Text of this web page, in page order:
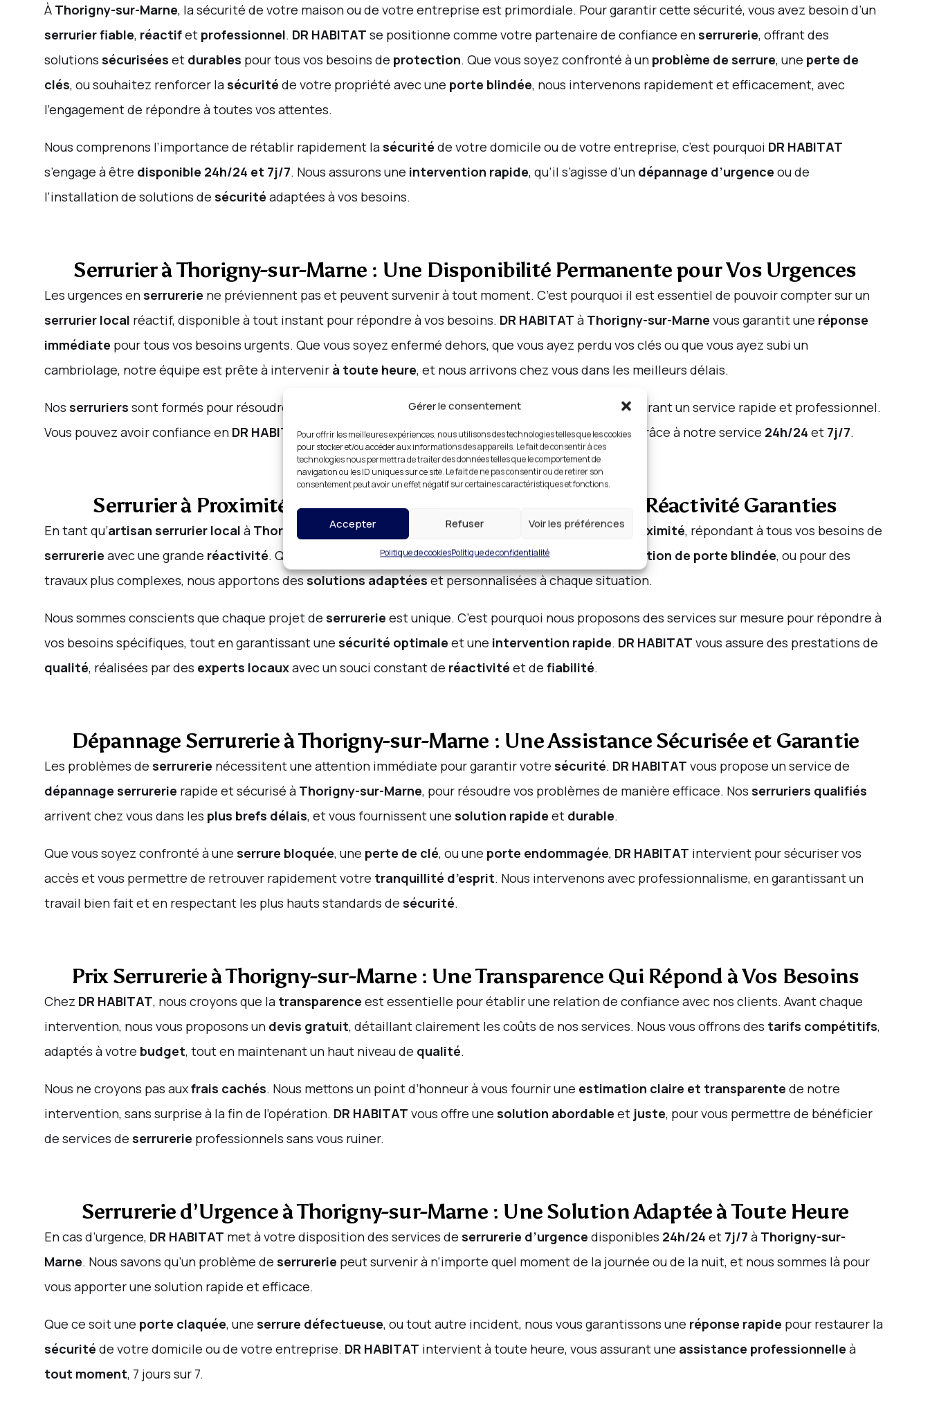
Gérer le consentement
Pour offrir les meilleures expériences, nous utilisons des technologies telles que les cookies
pour stocker et/ou accéder aux informations des appareils. Le fait de consentir à ces
technologies nous permettra de traiter des données telles que le comportement de
navigation ou les ID uniques sur ce site. Le fait de ne pas consentir ou de retirer son
consentement peut avoir un effet négatif sur certaines caractéristiques et fonctions.
Accepter Refuser Voir les préférences
Politique de cookiesPolitique de confidentialité
À Thorigny-sur-Marne, la sécurité de votre maison ou de votre entreprise est primordiale. Pour garantir cette sécurité, vous avez besoin d’un
serrurierfiable, réactifet professionnel. DR HABITAT se positionne comme votre partenaire de confiance en serrurerie, offrant des
solutions sécurisées et durables pour tous vos besoins de protection. Que vous soyez confronté à un problème de serrure, une perte de
clés, ou souhaitez renforcer la sécurité de votre propriété avec une porte blindée, nous intervenons rapidement et efficacement, avec
l’engagement de répondre à toutes vos attentes.
Nous comprenons l’importance de rétablir rapidement la sécurité de votre domicile ou de votre entreprise, c’est pourquoi DR HABITAT
s’engage à être disponible 24h/24 et 7j/7. Nous assurons une intervention rapide, qu’il s’agisse d’un dépannage d’urgence ou de
l’installation de solutions de sécurité adaptées à vos besoins.
Serrurier à Thorigny-sur-Marne : Une Disponibilité Permanente pour Vos Urgences
Les urgences en serrurerie ne préviennent pas et peuvent survenir à tout moment. C’est pourquoi il est essentiel de pouvoir compter sur un
serrurier local réactif, disponible à tout instant pour répondre à vos besoins. DR HABITAT à Thorigny-sur-Marne vous garantit une réponse
immédiate pour tous vos besoins urgents. Que vous soyez enfermé dehors, que vous ayez perdu vos clés ou que vous ayez subi un
cambriolage, notre équipe est prête à intervenir à toute heure, et nous arrivons chez vous dans les meilleurs délais.
Nos serruriers sont formés pour résoudre efficacement tous les problèmes deserrurerie
, en vous assurant un service rapide et professionnel.
Vous pouvez avoir confiance en DR HABITATpour laprotectionde vos biens àThorigny-sur-Marne , grâce à notre service 24h/24 et 7j/7.
Serrurier à Proximité de Thorigny-sur-Marne : Expertise et Réactivité Garanties
En tant qu’artisan serrurier local à Thorigny-sur-Marne DR HABITATvous offre une expertise de proximité, répondant à tous vos besoins de
serrurerie avec une grande réactivité. Que ce soit pour un simpledépannage de serrure installation de porte blindée, ou pour des
travaux plus complexes, nous apportons dessolutions adaptéeset personnalisées à chaque situation.
Nous sommes conscients que chaque projet de serrurerie est unique. C’est pourquoi nous proposons des services sur mesure pour répondre à
vos besoins spécifiques, tout en garantissant une sécurité optimale et une intervention rapide. DR HABITAT vous assure des prestations de
qualité, réalisées par des experts locauxavec un souci constant de réactivité et de fiabilité.
Dépannage Serrurerie à Thorigny-sur-Marne : Une Assistance Sécurisée et Garantie
Les problèmes de serrurerie nécessitent une attention immédiate pour garantir votre sécurité. DR HABITAT vous propose un service de
dépannage serrurerie rapide et sécurisé à Thorigny-sur-Marne, pour résoudre vos problèmes de manière efficace. Nos serruriers qualifiés
arrivent chez vous dans les plus brefs délais, et vous fournissent une solution rapide et durable.
Que vous soyez confronté à une serrure bloquée, une perte de clé, ou une porte endommagée, DR HABITAT intervient pour sécuriser vos
accès et vous permettre de retrouver rapidement votre tranquillité d’esprit. Nous intervenons avec professionnalisme, en garantissant un
travail bien fait et en respectant les plus hauts standards de sécurité.
Prix Serrurerie à Thorigny-sur-Marne : Une Transparence Qui Répond à Vos Besoins
Chez DR HABITAT, nous croyons que la transparence est essentielle pour établir une relation de confiance avec nos clients. Avant chaque
intervention, nous vous proposons un devis gratuit, détaillant clairement les coûts de nos services. Nous vous offrons des tarifs compétitifs,
adaptés à votre budget, tout en maintenant un haut niveau de qualité.
Nous ne croyons pas auxfrais cachés. Nous mettons un point d’honneur à vous fournir une estimation claire et transparente de notre
intervention, sans surprise à la fin de l’opération. DR HABITAT vous offre une solution abordable et juste, pour vous permettre de bénéficier
de services de serrurerie professionnels sans vous ruiner.
Serrurerie d’Urgence à Thorigny-sur-Marne : Une Solution Adaptée à Toute Heure
En cas d’urgence, DR HABITAT met à votre disposition des services de serrurerie d’urgence disponibles 24h/24 et 7j/7 à Thorigny-sur-
Marne. Nous savons qu’un problème de serrurerie peut survenir à n’importe quel moment de la journée ou de la nuit, et nous sommes là pour
vous apporter une solution rapide et efficace.
Que ce soit une porte claquée, une serrure défectueuse, ou tout autre incident, nous vous garantissons une réponse rapide pour restaurer la
sécurité de votre domicile ou de votre entreprise. DR HABITAT intervient à toute heure, vous assurant une assistance professionnelle à
tout moment, 7 jours sur 7.